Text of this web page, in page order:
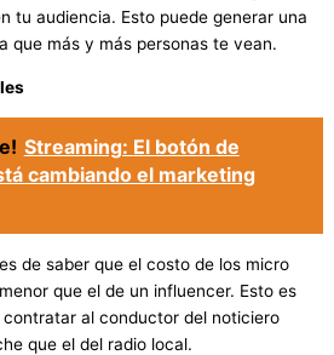
tu audiencia. Esto puede generar una
que más y más personas te vean.
Streaming: El botón de
cambiando el marketing
de saber que el costo de los micro
que el de un influencer. Esto es
contratar al conductor del noticiero
que el del radio local.